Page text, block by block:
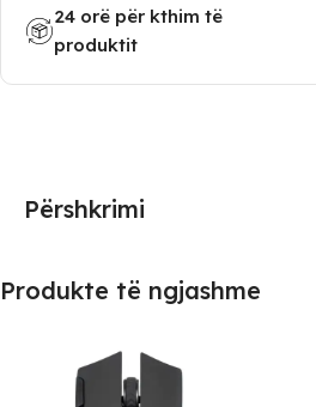
24 orë për kthim të
produktit
Përshkrimi
Produkte të ngjashme